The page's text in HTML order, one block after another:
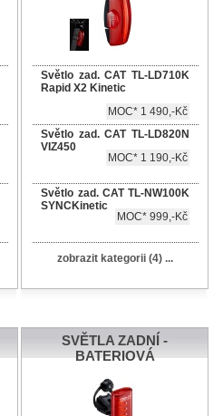
Světlo zad. CAT TL-LD710K
Rapid X2 Kinetic
MOC* 1 490,-Kč
Světlo zad. CAT TL-LD820N
VIZ450
MOC* 1 190,-Kč
Světlo zad. CAT TL-NW100K
SYNCKinetic
MOC* 999,-Kč
zobrazit kategorii (4) ...
SVĚTLA ZADNÍ -
BATERIOVÁ